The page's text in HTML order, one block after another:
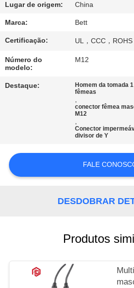
MAPA
DO
SITE
POLICY
Lugar de origem: China
Marca: Bett
Certificação: UL，CCC，
Número do
modelo:
M12
Destaque:
Homem da tomada
fêmeas
,
conector fêmea
M12
,
Conector
divisor de Y
FALE
DESDOBRAR
Produtos